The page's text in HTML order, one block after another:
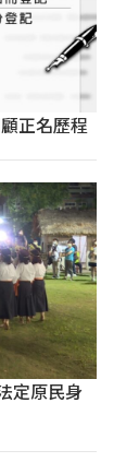
正名歷程
定原民身